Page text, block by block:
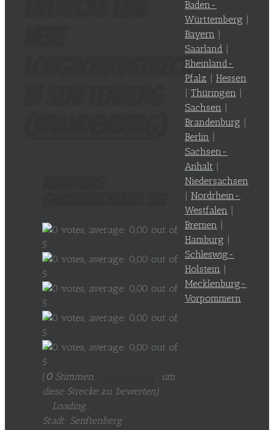
Longboardstrecke
(0Stimmen,
, um
diese Strecke zu bewerten)
Loading...
Stadt: Senftenberg
Baden-
Württemberg |
Bayern |
Saarland |
Rheinland-
Pfalz | Hessen
|Thüringen |
Sachsen |
Brandenburg |
Berlin |
Sachsen-
Anhalt |
Niedersachsen
| Nordrhein-
Westfalen |
Bremen |
Hamburg |
Schleswig-
Holstein |
Mecklenburg-
Vorpommern